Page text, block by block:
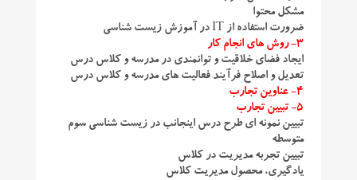
مشکل محتوا
ضرورت استفاده از IT در آموزش زیست شناسی
۳- روش های انجام کار
ایجاد فضای خلاقیت و توانمندی در مدرسه و کلاس درس
تعدیل و اصلاح فرآیند فعالیت های مدرسه و کلاس درس
۴- عناوین تجارب
۵- تبیین تجارب
تبیین نمونه ای طرح درس اینجانب در زیست شناسی سوم
متوسطه
تبیین تجربه مدیریت در کلاس
یادگیری، محصول مدیریت کلاس